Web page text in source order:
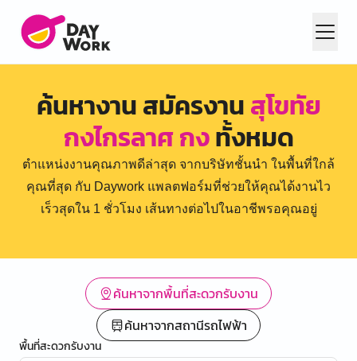
ค้นหางาน สมัครงานสุโขทัย
กงไกรลาศ กงทั้งหมด
ตำแหน่งงานคุณภาพดีล่าสุด จากบริษัทชั้นนำ ในพื้นที่ใกล้
คุณที่สุด กับ Daywork แพลตฟอร์มที่ช่วยให้คุณได้งานไว
เร็วสุดใน 1 ชั่วโมง เส้นทางต่อไปในอาชีพรอคุณอยู่
ค้นหาจากพื้นที่สะดวกรับงาน
ค้นหาจากสถานีรถไฟฟ้า
พื้นที่สะดวกรับงาน